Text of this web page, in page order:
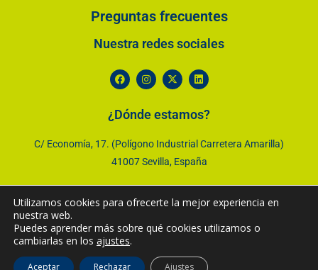
Preguntas frecuentes
Nuestra redes sociales
¿Dónde estamos?
C/ Economía, 17. (Polígono Industrial Carretera Amarilla)
41007 Sevilla, España
©2023 COVERPAN S.L. Todos los derechos reservados.
Política de calidadPolítica de privacidad
Aviso Legal
Utilizamos cookies para ofrecerte la mejor experiencia en
nuestra web.
Puedes aprender más sobre qué cookies utilizamos o
cambiarlas en los ajustes.
Aceptar Rechazar Ajustes